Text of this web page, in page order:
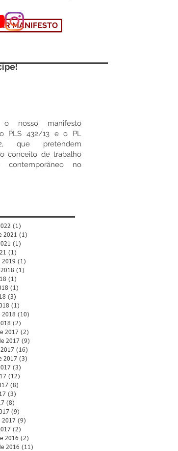
MANIFESTO
o nosso manifesto
PLS 432/13 e o PL
que pretendem
conceito de trabalho
contemporâneo no
(1)
2021 (1)
(1)
(1)
2019 (1)
(1)
(1)
(1)
(3)
(1)
2018 (10)
(2)
2017 (2)
2017 (9)
(16)
2017 (3)
(3)
(12)
(8)
(3)
(8)
(9)
2017 (9)
(2)
2016 (2)
2016 (11)